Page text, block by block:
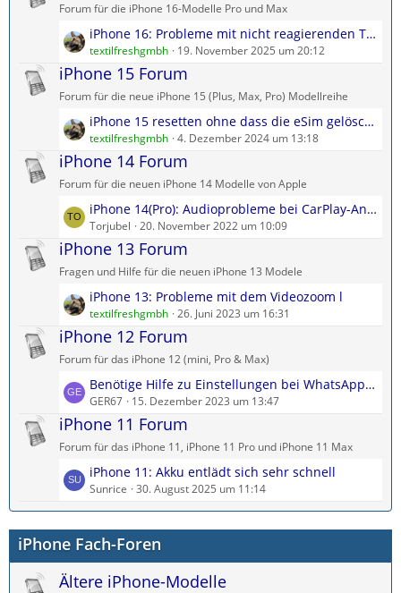
t
e
B
e
i
r
ä
g
e
Forum für die iPhone 16-Modelle Pro und Max
L
e
t
t
e
B
e
i
r
ä
g
e
iPhone 16: Probleme mit nicht reagierenden Touch-Display?
textilfreshgmbh 19. November 2025 um 20:12
iPhone 15 Forum
Forum für die neue iPhone 15 (Plus, Max, Pro) Modellreihe
L
e
t
t
e
B
e
i
r
ä
g
e
iPhone 15 resetten ohne dass die eSim gelöscht wird
textilfreshgmbh 4. Dezember 2024 um 13:18
iPhone 14 Forum
Forum für die neuen iPhone 14 Modelle von Apple
L
e
t
t
e
B
e
i
r
ä
g
e
iPhone 14(Pro): Audioprobleme bei CarPlay-Anrufen
Torjubel 20. November 2022 um 10:09
iPhone 13 Forum
Fragen und Hilfe für die neuen iPhone 13 Modele
L
e
t
t
e
B
e
i
r
ä
g
e
iPhone 13: Probleme mit dem Videozoom l
textilfreshgmbh 26. Juni 2023 um 16:31
iPhone 12 Forum
Forum für das iPhone 12 (mini, Pro & Max)
L
e
t
t
e
B
e
i
t
r
ä
Benötige Hilfe zu Einstellungen bei WhatsApp Aktuelles
GER67 15. Dezember 2023 um 13:47
iPhone 11 Forum
Forum für das iPhone 11, iPhone 11 Pro und iPhone 11 Max
L
e
t
z
t
e
B
iPhone 11: Akku entlädt sich sehr schnell
Sunrice 30. August 2025 um 11:14
iPhone Fach-Foren
Ältere iPhone-Modelle